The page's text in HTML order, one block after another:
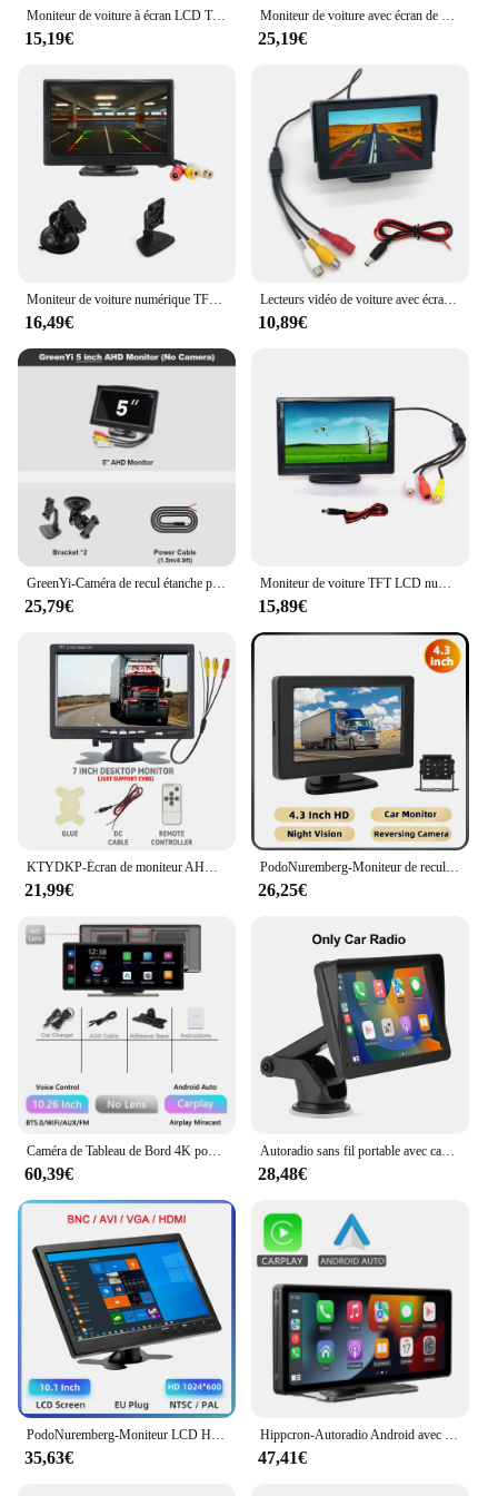
Moniteur de voiture à écran LCD TFT de 4.3 pouces, facile à installer, avec entrée AV 2 voies, document numérique HD, pour sauvegarde de stationnement
15,19€
Moniteur de voiture avec écran de vue arrière, caméra de recul de véhicule, CCTV, surveillance de sécurité à domicile, TFT, LCD, écran femelle 1024x, 12V, 24V, 7 pouces
25,19€
Moniteur de voiture numérique TFT LCD HD, entrée vidéo bidirectionnelle pour barrage, caméra de recul, DVD, VCD, écran 16:9, 800x480, 5 pouces
16,49€
Lecteurs vidéo de voiture avec écran HD, moniteur de voiture pliable, caméras LCD TFT, écran de caméra de stationnement, barrage, 4.3 pouces
10,89€
25,79€ 15,89€
21,99€
PodoNuremberg-Moniteur de recul avec caméra de recul, vision nocturne, moniteur de stationnement étanche, carte Prada, surveillance unidirectionnelle, 4.3 pouces, 9 V-36V
26,25€
60,39€
Autoradio sans fil portable avec caméra de recul FM, lecteur vidéo, Android Auto, écran tactile universel, limitation, 7"
28,48€
35,63€ 47,41€